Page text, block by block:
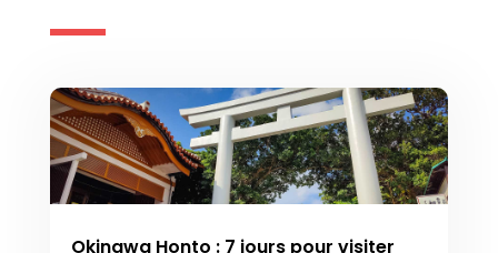
Okinawa Honto : 7 jours pour visiter